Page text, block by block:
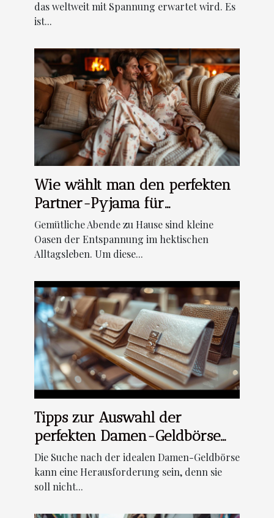
das weltweit mit Spannung erwartet wird. Es
ist...
Wie wählt man den perfekten
Partner-Pyjama für
gemütliche Abende aus?
Gemütliche Abende zu Hause sind kleine
Oasen der Entspannung im hektischen
Alltagsleben. Um diese...
Tipps zur Auswahl der
perfekten Damen-Geldbörse
für jeden Anlass
Die Suche nach der idealen Damen-Geldbörse
kann eine Herausforderung sein, denn sie
soll nicht...